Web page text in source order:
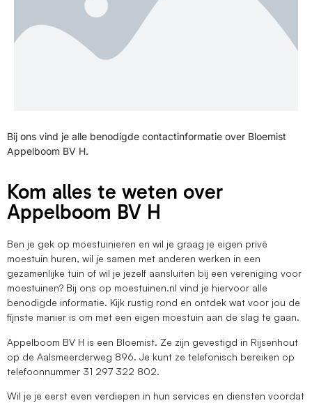
Bij ons vind je alle benodigde contactinformatie over Bloemist
Appelboom BV H.
Kom alles te weten over
Appelboom BV H
Ben je gek op moestuinieren en wil je graag je eigen privé
moestuin huren, wil je samen met anderen werken in een
gezamenlijke tuin of wil je jezelf aansluiten bij een vereniging voor
moestuinen? Bij ons op moestuinen.nl vind je hiervoor alle
benodigde informatie. Kijk rustig rond en ontdek wat voor jou de
fijnste manier is om met een eigen moestuin aan de slag te gaan.
Appelboom BV H is een Bloemist. Ze zijn gevestigd in Rijsenhout
op de Aalsmeerderweg 896. Je kunt ze telefonisch bereiken op
telefoonnummer 31 297 322 802.
Wil je je eerst even verdiepen in hun services en diensten voordat